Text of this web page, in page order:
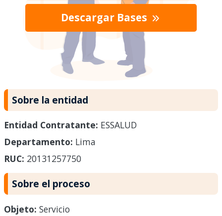
Descargar Bases
Sobre la entidad
Entidad Contratante: ESSALUD
Departamento: Lima
RUC: 20131257750
Sobre el proceso
Objeto: Servicio